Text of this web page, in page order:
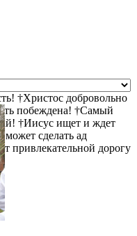
†Христос добровольно
побеждена! †Самый
†Иисус ищет и ждет
может сделать ад
привлекательной дорогу